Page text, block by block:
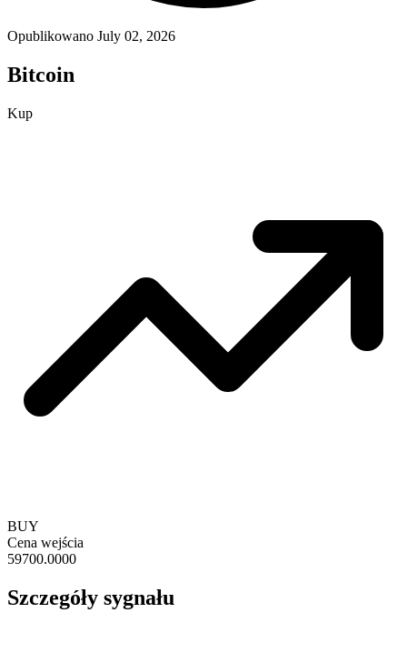
Opublikowano July 02, 2026
Bitcoin
Kup
BUY
Cena wejścia
59700.0000
Szczegóły sygnału